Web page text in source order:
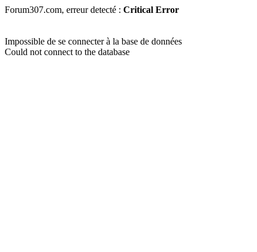
Forum307.com, erreur detecté : Critical Error
Impossible de se connecter à la base de données
Could not connect to the database